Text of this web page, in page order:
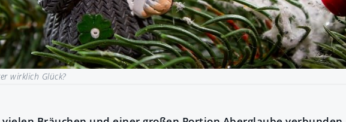
wirklich Glück?